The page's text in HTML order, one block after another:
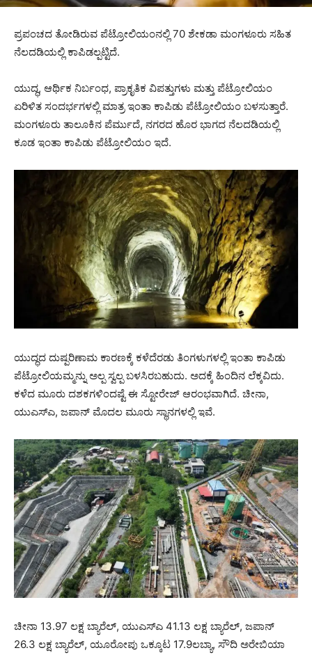
ಪ್ರಪಂಚದ ತೋಡಿರುವ ಪೆಟ್ರೋಲಿಯಂನಲ್ಲಿ 70 ಶೇಕಡಾ ಮಂಗಳೂರು ಸಹಿತ
ನೆಲದಡಿಯಲ್ಲಿ ಕಾಪಿಡಲ್ಪಟ್ಟಿದೆ.
ಯುದ್ಧ, ಆರ್ಥಿಕ ನಿರ್ಬಂಧ, ಪ್ರಾಕೃತಿಕ ವಿಪತ್ತುಗಳು ಮತ್ತು ಪೆಟ್ರೋಲಿಯಂ
ಏರಿಳಿತ ಸಂದರ್ಭಗಳಲ್ಲಿ ಮಾತ್ರ ಇಂತಾ ಕಾಪಿಡು ಪೆಟ್ರೋಲಿಯಂ ಬಳಸುತ್ತಾರೆ.
ಮಂಗಳೂರು ತಾಲೂಕಿನ ಪೆರ್ಮುದೆ, ನಗರದ ಹೊರ ಭಾಗದ ನೆಲದಡಿಯಲ್ಲಿ
ಕೂಡ ಇಂತಾ ಕಾಪಿಡು ಪೆಟ್ರೋಲಿಯಂ ಇದೆ.
ಯುದ್ಧದ ದುಷ್ಪರಿಣಾಮ ಕಾರಣಕ್ಕೆ ಕಳೆದೆರಡು ತಿಂಗಳುಗಳಲ್ಲಿ ಇಂತಾ ಕಾಪಿಡು
ಪೆಟ್ರೋಲಿಯಮ್ಮನ್ನು ಅಲ್ಪ ಸ್ವಲ್ಪ ಬಳಸಿರಬಹುದು. ಅದಕ್ಕೆ ಹಿಂದಿನ ಲೆಕ್ಕವಿದು.
ಕಳೆದ ಮೂರು ದಶಕಗಳಿಂದಷ್ಟೆ ಈ ಸ್ಟೋರೇಜ್ ಆರಂಭವಾಗಿದೆ. ಚೀನಾ,
ಯುಎಸ್‌ಎ, ಜಪಾನ್ ಮೊದಲ ಮೂರು ಸ್ಥಾನಗಳಲ್ಲಿ ಇವೆ.
ಚೀನಾ 13.97 ಲಕ್ಷ ಬ್ಯಾರೆಲ್, ಯುಎಸ್‌ಎ 41.13 ಲಕ್ಷ ಬ್ಯಾರೆಲ್, ಜಪಾನ್
26.3 ಲಕ್ಷ ಬ್ಯಾರೆಲ್, ಯೂರೋಪು ಒಕ್ಕೂಟ 17.9ಲಬ್ಯಾ, ಸೌದಿ ಅರೇಬಿಯಾ